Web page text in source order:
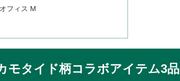
フィス M
モタイド柄コラボアイテム3品